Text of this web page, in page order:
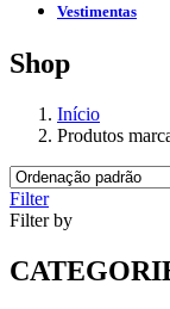
Vestimentas
Shop
Início
Produtos
Filter
Filter by